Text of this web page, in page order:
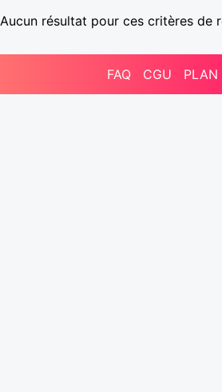
Aucun résultat pour ces critères de
FAQ CGU PLAN